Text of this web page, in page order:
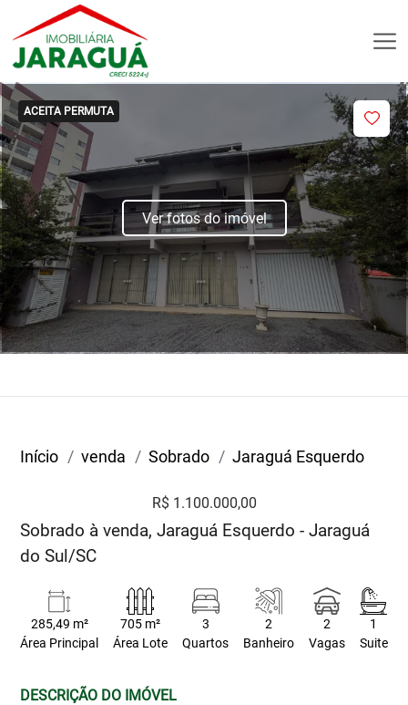
ACEITA PERMUTA
Ver fotos do imóvel
Início venda Sobrado Jaraguá Esquerdo
R$ 1.100.000,00
Sobrado à venda, Jaraguá Esquerdo - Jaraguá
do Sul/SC
285,49 m²
Área Principal
705 m²
Área Lote
3
Quartos
2
Banheiro
2
Vagas
1
Suite
DESCRIÇÃO DO IMÓVEL